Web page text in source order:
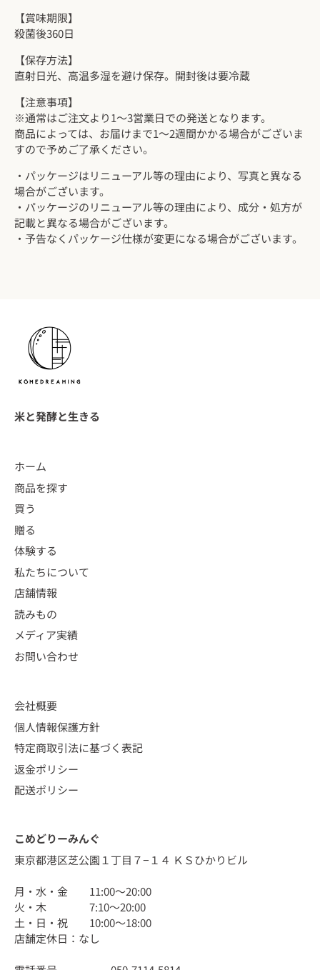
【賞味期限】
殺菌後360日
【保存方法】
直射日光、高温多湿を避け保存。開封後は要冷蔵
【注意事項】
※通常はご注文より1～3営業日での発送となります。
商品によっては、お届けまで1～2週間かかる場合がございま
すので予めご了承ください。
・パッケージはリニューアル等の理由により、写真と異なる
場合がございます。
・ パッケージのリニューアル等の理由により、成分・処方が
記載と異なる場合がございます。
・予告なくパッケージ仕様が変更になる場合がございます。
米と発酵と生きる
ホーム
商品を探す
買う
贈る
体験する
私たちについて
店舗情報
読みもの
メディア実績
お問い合わせ
会社概要
個人情報保護方針
特定商取引法に基づく表記
返金ポリシー
配送ポリシー
こめどりーみんぐ
東京都港区芝公園１丁目７−１４ ＫＳひかりビル
月・水・金 11:00〜20:00
火・木 7:10〜20:00
土・日・祝 10:00〜18:00
店舗定休日：なし